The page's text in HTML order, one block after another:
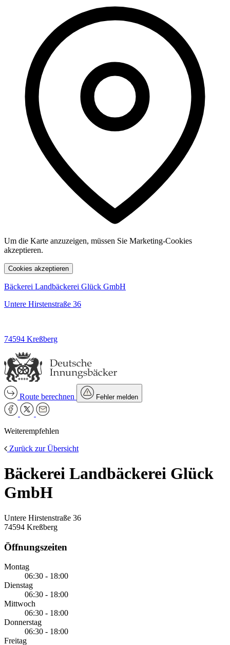
Um die Karte anzuzeigen, müssen Sie Marketing-Cookies
akzeptieren.
Cookies akzeptieren
Bäckerei Landbäckerei Glück GmbH
Untere Hirstenstraße 36
74594 Kreßberg
Route berechnen Fehler melden
Weiterempfehlen
Zurück zur Übersicht
Bäckerei Landbäckerei Glück
GmbH
Untere Hirstenstraße 36
74594 Kreßberg
Öffnungszeiten
Montag
06:30 - 18:00
Dienstag
06:30 - 18:00
Mittwoch
06:30 - 18:00
Donnerstag
06:30 - 18:00
Freitag